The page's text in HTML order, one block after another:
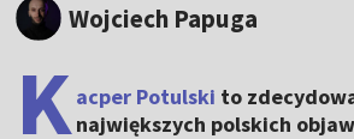
Wojciech Papuga
Kacper Potulski to
największych polskich